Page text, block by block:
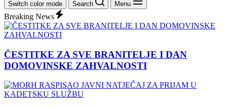
Switch color mode Search Menu
Breaking News
ČESTITKE ZA SVE BRANITELJE I DAN
DOMOVINSKE ZAHVALNOSTI